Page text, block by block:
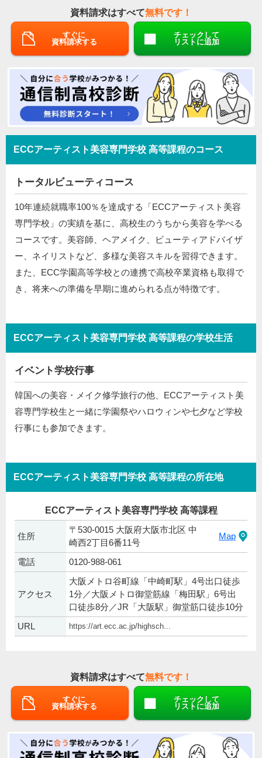
資料請求はすべて無料です！
すぐに
資料請求する
チェックして
リストに追加
ECCアーティスト美容専門学校 高等課程のコース
トータルビューティコース
10年連続就職率100％を達成する「ECCアーティスト美容
専門学校」の実績を基に、高校生のうちから美容を学べる
コースです。美容師、ヘアメイク、ビューティアドバイザ
ー、ネイリストなど、多様な美容スキルを習得できます。
また、ECC学園高等学校との連携で高校卒業資格も取得で
き、将来への準備を早期に進められる点が特徴です。
ECCアーティスト美容専門学校 高等課程の学校生活
イベント学校行事
韓国への美容・メイク修学旅行の他、ECCアーティスト美
容専門学校生と一緒に学園祭やハロウィンや七夕など学校
行事にも参加できます。
ECCアーティスト美容専門学校 高等課程の所在地
ECCアーティスト美容専門学校 高等課程
住所
〒530-0015 大阪府大阪市北区 中
崎西2丁目6番11号
Map
電話 0120-988-061
アクセス
大阪メトロ谷町線「中崎町駅」4号出口徒歩
1分／大阪メトロ御堂筋線「梅田駅」6号出
口徒歩8分／JR「大阪駅」御堂筋口徒歩10分
URL
https://art.ecc.ac.jp/highsch...
資料請求はすべて無料です！
すぐに
資料請求する
チェックして
リストに追加